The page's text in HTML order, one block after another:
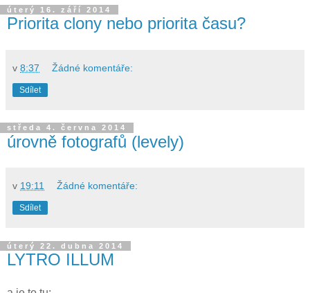
úterý 16. září 2014
Priorita clony nebo priorita času?
v 8:37 Žádné komentáře:
Sdílet
středa 4. června 2014
úrovně fotografů (levely)
v 19:11 Žádné komentáře:
Sdílet
úterý 22. dubna 2014
LYTRO ILLUM